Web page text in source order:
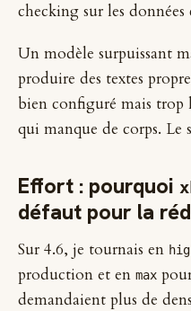
checking sur les données
Un modèle surpuissant
produire des textes
bien configuré mais
qui manque de corps. Le
Effort : pourquoi
défaut pour la
Sur 4.6, je tournais en
production et en max
demandaient plus de